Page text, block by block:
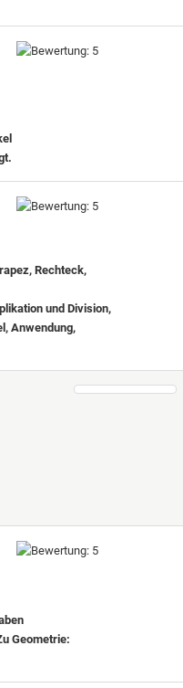
Rechteck,
und Division,
Anwendung,
Geometrie: